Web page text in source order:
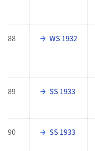
88 WS 1932
89 SS 1933
90 SS 1933